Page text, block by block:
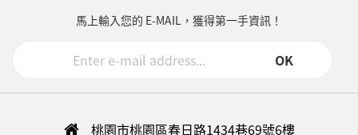
馬上輸入您的 E-MAIL，獲得第一手資訊！
OK
桃園市桃園區春日路1434巷69號6樓